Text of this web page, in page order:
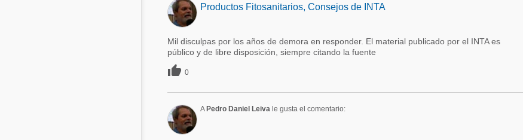
Productos Fitosanitarios, Consejos de INTA
Mil disculpas por los años de demora en responder. El material publicado por el INTA es
público y de libre disposición, siempre citando la fuente
 0
A Pedro Daniel Leivale gusta el comentario: